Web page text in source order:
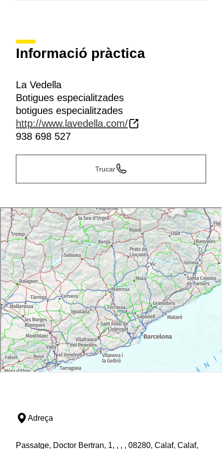
Informació pràctica
La Vedella
Botigues especialitzades
botigues especialitzades
http://www.lavedella.com/
938 698 527
Trucar
Adreça
Passatge, Doctor Bertran, 1, , , , 08280, Calaf, Calaf,